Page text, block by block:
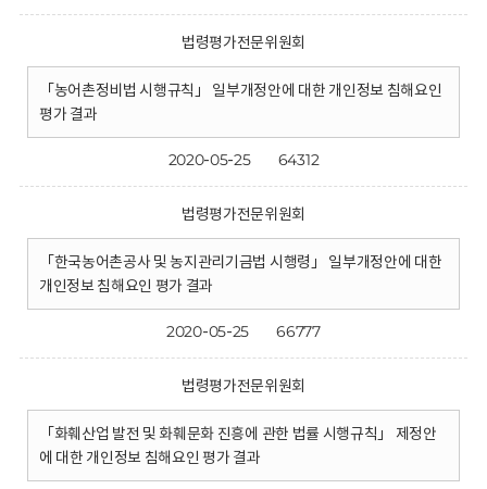
법령평가전문위원회
「농어촌정비법 시행규칙」 일부개정안에 대한 개인정보 침해요인
평가 결과
2020-05-25 64312
법령평가전문위원회
「한국농어촌공사 및 농지관리기금법 시행령」 일부개정안에 대한
개인정보 침해요인 평가 결과
2020-05-25 66777
법령평가전문위원회
「화훼산업 발전 및 화훼문화 진흥에 관한 법률 시행규칙」 제정안
에 대한 개인정보 침해요인 평가 결과